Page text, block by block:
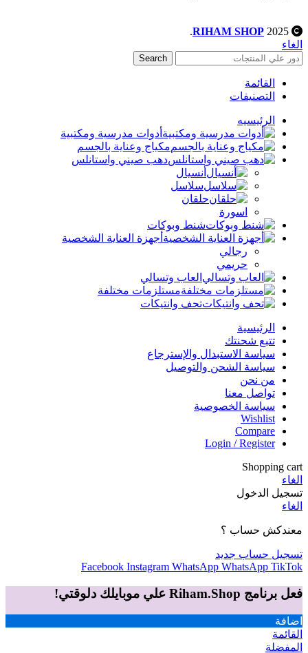
RIHAM SHOP
.
الغاء
Search
القائمة
التصنيفات
الرئيسيه
أدوات مدرسية ومكتبية
مكياج وعناية بالجسم
دهب صيني واستانلس
أنسيال
سلاسل
حلقان
اسورة
شنط وبوكات
أجهزة العناية الشخصية
رجالي
حريمي
العاب وتسالي
مستلزمات مختلفة
تحف وانتيكات
الرئيسية
تتبع شحنتك
سياسة الاستبدال والإسترجاع
سياسة الشحن والتوصيل
من نحن
تواصل معنا
سياسة الخصوصية
Wishlist
Compare
Login / Register
Shopping cart
الغاء
تسجيل الدخول
الغاء
معندكش حساب ؟
تسجيل حساب جديد
Facebook Instagram WhatsApp WhatsApp TikTok
فعل برنامج Riham.Shop علي موبايلك دلوقتي!
اضافة
القائمة
المفضلة